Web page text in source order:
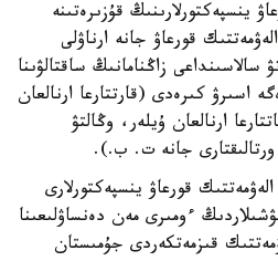
ينسپەكتورلارىنىڭ قۇزىرەتىنە
قورعاۋ جانە ارناۋلى
سالاسىنداعى زاڭنامانىڭ ساقتالۋىنا
اسىرۋ كىرەدى (قارتتارعا ارنالعان
ارنالعان ۇيلەر، وڭالتۋ
ورتالىقتارى جانە ت. ب.).
قورعاۋ ينسپەكتورلارى
ءومىرى مەن دەنساۋلىعىنا
قىزمەتكەردى جۇمىستان